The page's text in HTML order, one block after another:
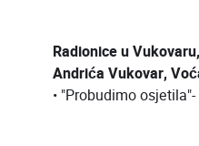
Radionice u
Andrića Vukovar,
• "Probudimo